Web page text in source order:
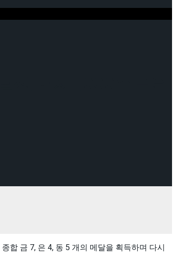
성, 남자 1,000m 금은
합 금 7, 은 4, 동 5 개의 메달을 획득하며 다시